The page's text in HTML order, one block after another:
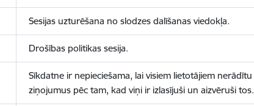
Sesijas uzturēšana no slodzes dalīšanas viedokļa.
Drošības politikas sesija.
Sīkdatne ir nepieciešama, lai visiem lietotājiem nerādītu
ziņojumus pēc tam, kad viņi ir izlasījuši un aizvēruši tos.